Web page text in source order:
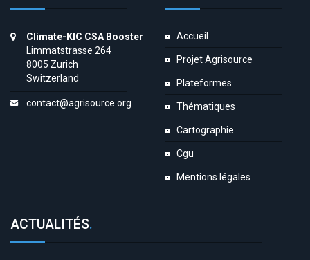
Climate-KIC CSA Booster
Limmatstrasse 264
8005 Zurich
Switzerland
contact@agrisource.org
Accueil
Projet Agrisource
Plateformes
Thématiques
Cartographie
Cgu
Mentions légales
ACTUALITÉS.